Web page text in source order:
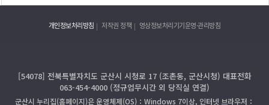
개인정보처리방침 저작권 정책 영상정보처리기기운영·관리방침
[54078] 전북특별자치도 군산시 시청로 17 (조촌동, 군산시청) 대표전화
063-454-4000 (정규업무시간 외 당직실 연결)
군산시 누리집(홈페이지)은 운영체제(OS)：Windows 7이상, 인터넷 브라우저：